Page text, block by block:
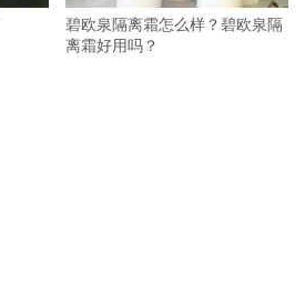
碧欧泉隔离霜怎么样？碧欧泉隔
离霜好用吗？